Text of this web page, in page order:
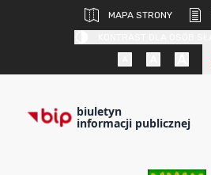
MAPA STRONY
biuletyn
informacji publicznej